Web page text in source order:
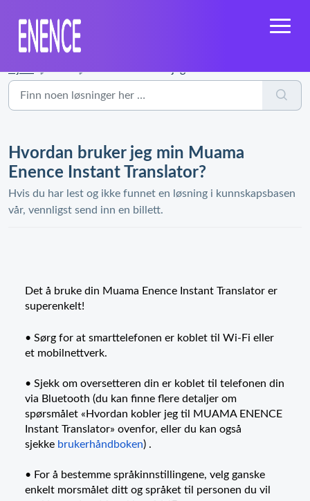
Hvordan bruker jeg min Muama
Enence Instant Translator?
Hvis du har lest og ikke funnet en løsning i kunnskapsbasen
vår, vennligst send inn en billett.
Det å bruke din Muama Enence Instant Translator er
superenkelt!
• Sørg for at smarttelefonen er koblet til Wi-Fi eller
et mobilnettverk.
• Sjekk om oversetteren din er koblet til telefonen din
via Bluetooth (du kan finne flere detaljer om
spørsmålet «Hvordan kobler jeg til MUAMA ENENCE
Instant Translator» ovenfor, eller du kan også
sjekke brukerhåndboken) .
• For å bestemme språkinnstillingene, velg ganske
enkelt morsmålet ditt og språket til personen du vil